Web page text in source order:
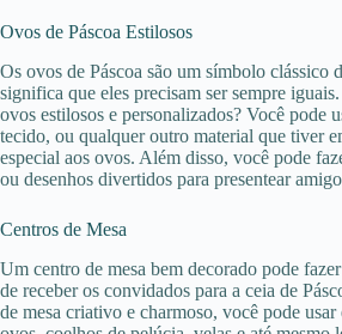
Ovos de Páscoa Estilosos
Os ovos de Páscoa são um símbolo clássico
significa que eles precisam ser sempre
ovos estilosos e personalizados? Você pode
tecido, ou qualquer outro material que tiver
especial aos ovos. Além disso, você pode
ou desenhos divertidos para presentear
Centros de Mesa
Um centro de mesa bem decorado pode
de receber os convidados para a ceia de
de mesa criativo e charmoso, você pode